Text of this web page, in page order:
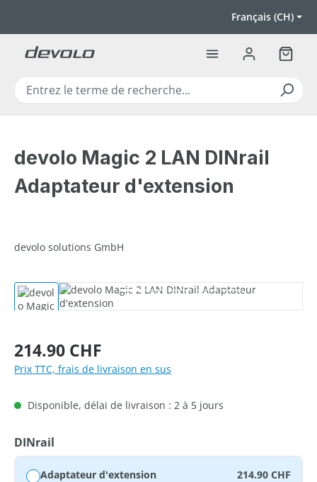
Français (CH)
Le
devolo Magic 2 LAN DINrail
Adaptateur d'extension
devolo solutions GmbH
Ignorer la galerie d'images
Prix régulier :
214.90 CHF
Prix TTC, frais de livraison en sus
Disponible, délai de livraison : 2 à 5 jours
Sélectionnez
DINrail
Adaptateur d'extension
214.90 CHF